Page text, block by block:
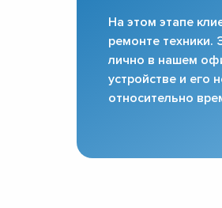
На этом этапе
ремонте техники.
лично в нашем
устройстве и его
относительно